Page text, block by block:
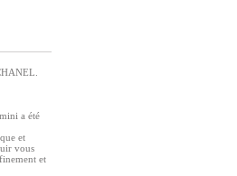
a été
et
vous
et